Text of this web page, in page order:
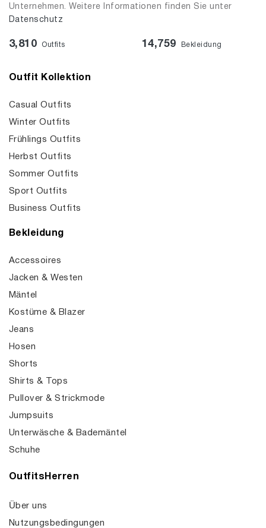
Unternehmen. Weitere Informationen finden Sie unter
Datenschutz
3,810 Outfits 14,759 Bekleidung
Outfit Kollektion
Casual Outfits
Winter Outfits
Frühlings Outfits
Herbst Outfits
Sommer Outfits
Sport Outfits
Business Outfits
Bekleidung
Accessoires
Jacken & Westen
Mäntel
Kostüme & Blazer
Jeans
Hosen
Shorts
Shirts & Tops
Pullover & Strickmode
Jumpsuits
Unterwäsche & Bademäntel
Schuhe
OutfitsHerren
Über uns
Nutzungsbedingungen